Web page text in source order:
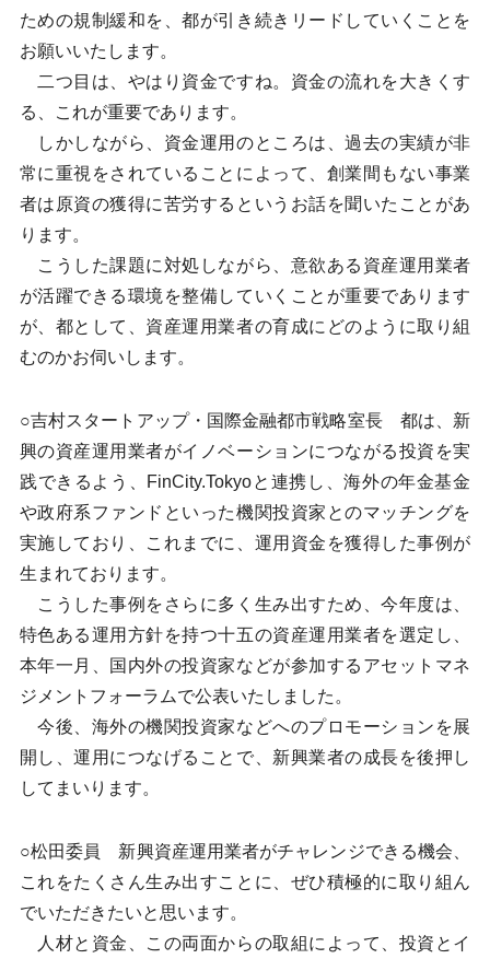
ための規制緩和を、都が引き続きリードしていくことを
お願いいたします。
二つ目は、やはり資金ですね。資金の流れを大きくす
る、これが重要であります。
しかしながら、資金運用のところは、過去の実績が非
常に重視をされていることによって、創業間もない事業
者は原資の獲得に苦労するというお話を聞いたことがあ
ります。
こうした課題に対処しながら、意欲ある資産運用業者
が活躍できる環境を整備していくことが重要であります
が、都として、資産運用業者の育成にどのように取り組
むのかお伺いします。
○吉村スタートアップ・国際金融都市戦略室長 都は、新
興の資産運用業者がイノベーションにつながる投資を実
践できるよう、FinCity.Tokyoと連携し、海外の年金基金
や政府系ファンドといった機関投資家とのマッチングを
実施しており、これまでに、運用資金を獲得した事例が
生まれております。
こうした事例をさらに多く生み出すため、今年度は、
特色ある運用方針を持つ十五の資産運用業者を選定し、
本年一月、国内外の投資家などが参加するアセットマネ
ジメントフォーラムで公表いたしました。
今後、海外の機関投資家などへのプロモーションを展
開し、運用につなげることで、新興業者の成長を後押し
してまいります。
○松田委員 新興資産運用業者がチャレンジできる機会、
これをたくさん生み出すことに、ぜひ積極的に取り組ん
でいただきたいと思います。
人材と資金、この両面からの取組によって、投資とイ